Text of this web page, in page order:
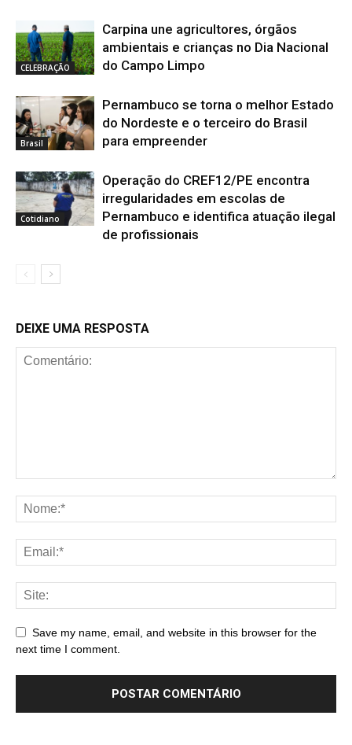
CELEBRAÇÃO
Carpina une agricultores, órgãos
ambientais e crianças no Dia Nacional
do Campo Limpo
Brasil
Pernambuco se torna o melhor Estado
do Nordeste e o terceiro do Brasil
para empreender
Cotidiano
Operação do CREF12/PE encontra
irregularidades em escolas de
Pernambuco e identifica atuação ilegal
de profissionais
DEIXE UMA RESPOSTA
Save my name, email, and website in this browser for the
next time I comment.